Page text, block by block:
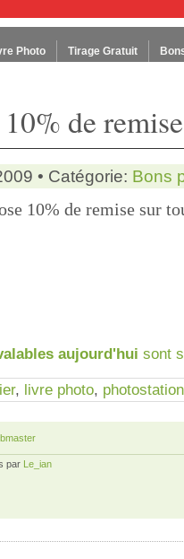
Photo Tirage Gratuit
de
• Catégorie: Bons
10% de remise sur
aujourd'hui sont
, livre photo, photostation
par Le_ian